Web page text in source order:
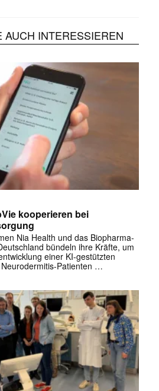
AUCH INTERESSIEREN
kooperieren bei
Nia Health und das Biopharma-
bündeln ihre Kräfte, um
einer KI-gestützten
Patienten …